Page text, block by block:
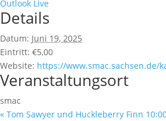
Outlook Live
Details
Datum: Juni 19, 2025
Eintritt: €5,00
Website: https://www.smac.sachsen.de/
Veranstaltungsort
smac
« Tom Sawyer und Huckleberry Finn